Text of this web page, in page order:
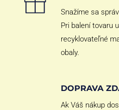
Snažíme sa
Pri balení tovaru
recyklovateľné
obaly.
DOPRAVA
Ak Váš nákup